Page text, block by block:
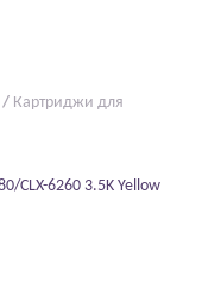
/ Картриджи для